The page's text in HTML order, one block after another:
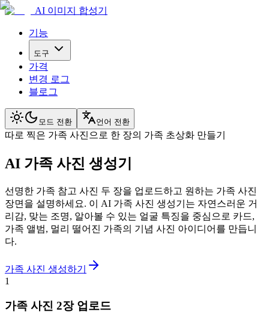
AI 이미지 합성기
기능
도구
가격
변경 로그
블로그
모드 전환 언어 전환
따로 찍은 가족 사진으로 한 장의 가족 초상화 만들기
AI 가족 사진 생성기
선명한 가족 참고 사진 두 장을 업로드하고 원하는 가족 사진
장면을 설명하세요. 이 AI 가족 사진 생성기는 자연스러운 거
리감, 맞는 조명, 알아볼 수 있는 얼굴 특징을 중심으로 카드,
가족 앨범, 멀리 떨어진 가족의 기념 사진 아이디어를 만듭니
다.
가족 사진 생성하기
1
가족 사진 2장 업로드